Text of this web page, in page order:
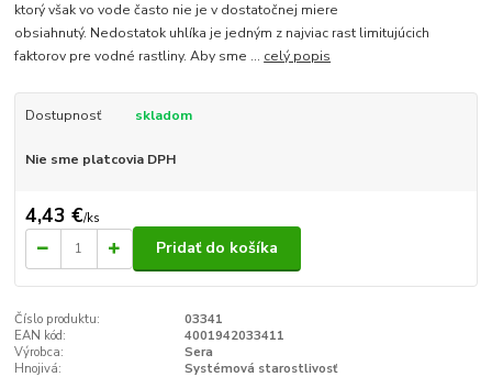
ktorý však vo vode často nie je v dostatočnej miere
obsiahnutý. Nedostatok uhlíka je jedným z najviac rast limitujúcich
faktorov pre vodné rastliny. Aby sme ... celý popis
Dostupnosť skladom
Nie sme platcovia DPH
4,43 €/ks
Pridať do košíka
Číslo produktu:
03341
EAN kód:
4001942033411
Výrobca:
Sera
Hnojivá:
Systémová starostlivosť